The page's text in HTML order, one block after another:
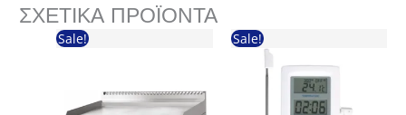
ΣΧΕΤΙΚΆ ΠΡΟΪΌΝΤΑ
Sale! Sale!